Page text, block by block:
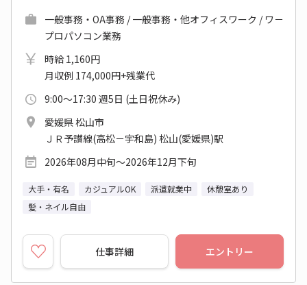
一般事務・OA事務 / 一般事務・他オフィスワーク / ワ－
プロパソコン業務
時給 1,160円
月収例 174,000円+残業代
9:00～17:30 週5日 (土日祝休み)
愛媛県 松山市
ＪＲ予讃線(高松－宇和島) 松山(愛媛県)駅
2026年08月中旬～2026年12月下旬
大手・有名 カジュアルOK 派遣就業中
休憩室あり
髪・ネイル自由
仕事詳細 エントリー